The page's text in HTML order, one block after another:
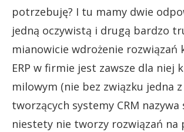
potrzebuję? I tu mamy dwie
jedną oczywistą i drugą bardzo
mianowicie wdrożenie rozwiązań
ERP w firmie jest zawsze dla niej
milowym (nie bez związku jedna
tworzących systemy CRM nazywa
niestety nie tworzy rozwiązań na